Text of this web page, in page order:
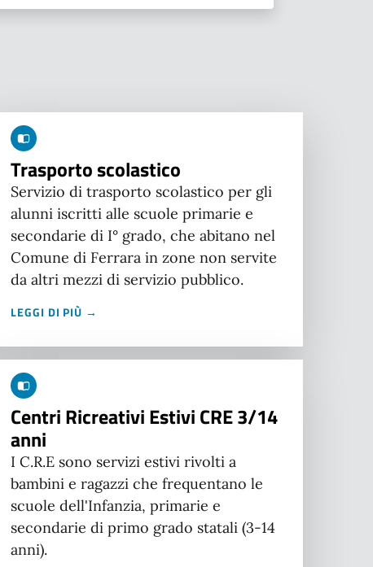
Trasporto scolastico
Servizio di trasporto scolastico per gli
alunni iscritti alle scuole primarie e
secondarie di I° grado, che abitano nel
Comune di Ferrara in zone non servite
da altri mezzi di servizio pubblico.
LEGGI DI PIÙ →
Centri Ricreativi Estivi CRE 3/14
anni
I C.R.E sono servizi estivi rivolti a
bambini e ragazzi che frequentano le
scuole dell'Infanzia, primarie e
secondarie di primo grado statali (3-14
anni).